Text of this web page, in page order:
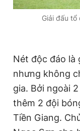
Giải đấu
Nét độc đáo là
nhưng không
gia. Bởi ngoài
thêm 2 đội
Tiền Giang.